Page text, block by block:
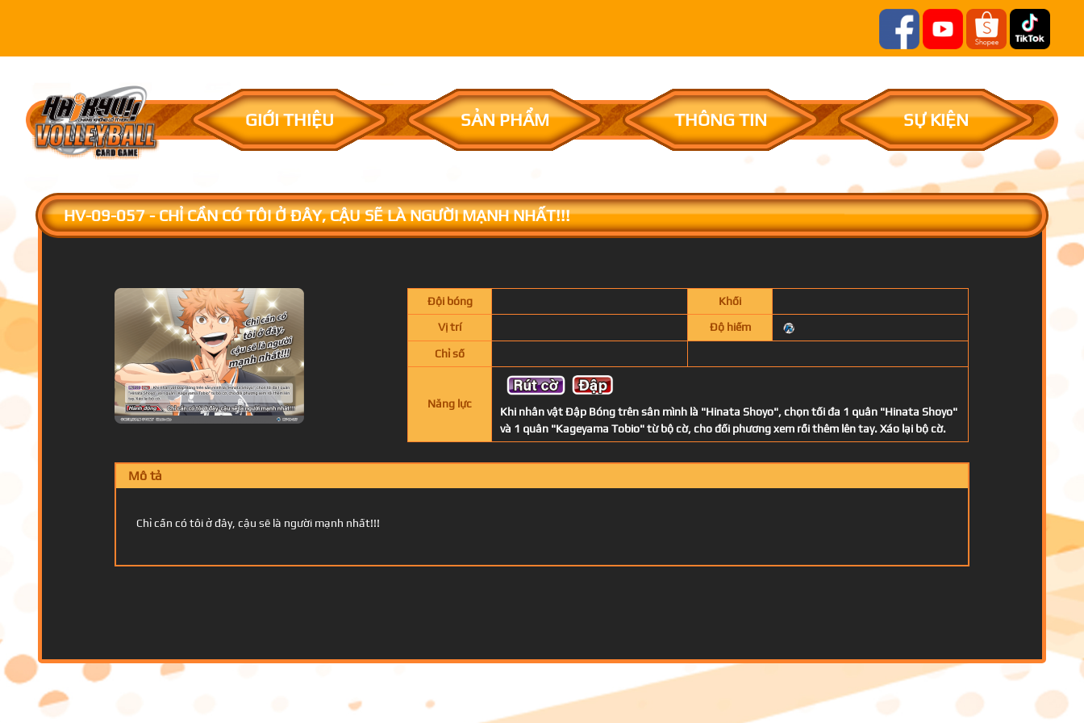
GIỚI THIỆU SẢN PHẨM THÔNG TIN SỰ KIỆN
HV-09-057 - CHỈ CẦN CÓ TÔI Ở ĐÂY, CẬU SẼ LÀ NGƯỜI MẠNH NHẤT!!!
Đội bóng
Khối
Vị trí
Độ hiếm
Chỉ số
Năng lực
Khi nhân vật Đập Bóng trên sân mình là "Hinata Shoyo", chọn tối đa 1 quân "Hinata Shoyo"
và 1 quân "Kageyama Tobio" từ bộ cờ, cho đối phương xem rồi thêm lên tay. Xáo lại bộ cờ.
Mô tả
Chỉ cần có tôi ở đây, cậu sẽ là người mạnh nhất!!!